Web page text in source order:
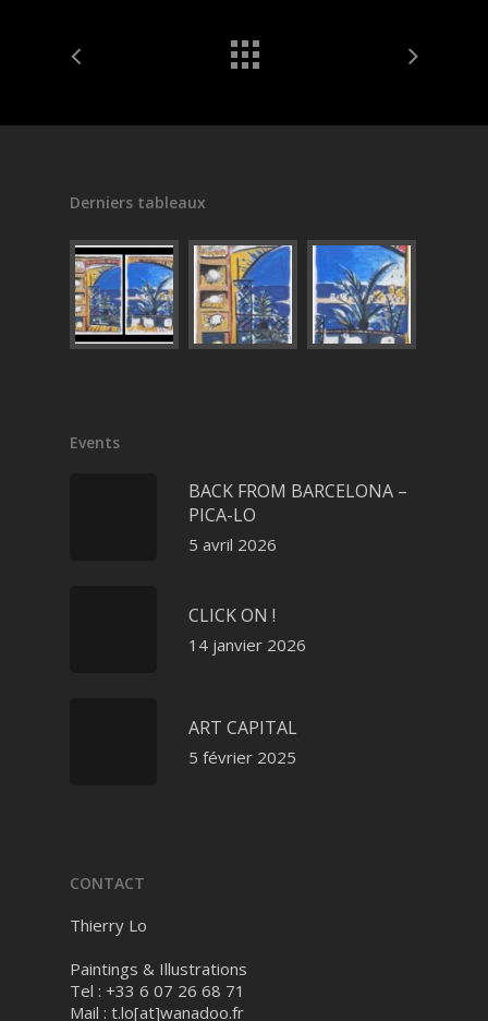
Derniers tableaux
Events
BACK FROM BARCELONA –
PICA-LO
5 avril 2026
CLICK ON !
14 janvier 2026
ART CAPITAL
5 février 2025
CONTACT
Thierry Lo
Paintings & Illustrations
Tel : +33 6 07 26 68 71
Mail : t.lo[at]wanadoo.fr